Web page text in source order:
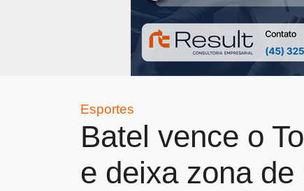
Esportes
Batel vence o
e deixa zona